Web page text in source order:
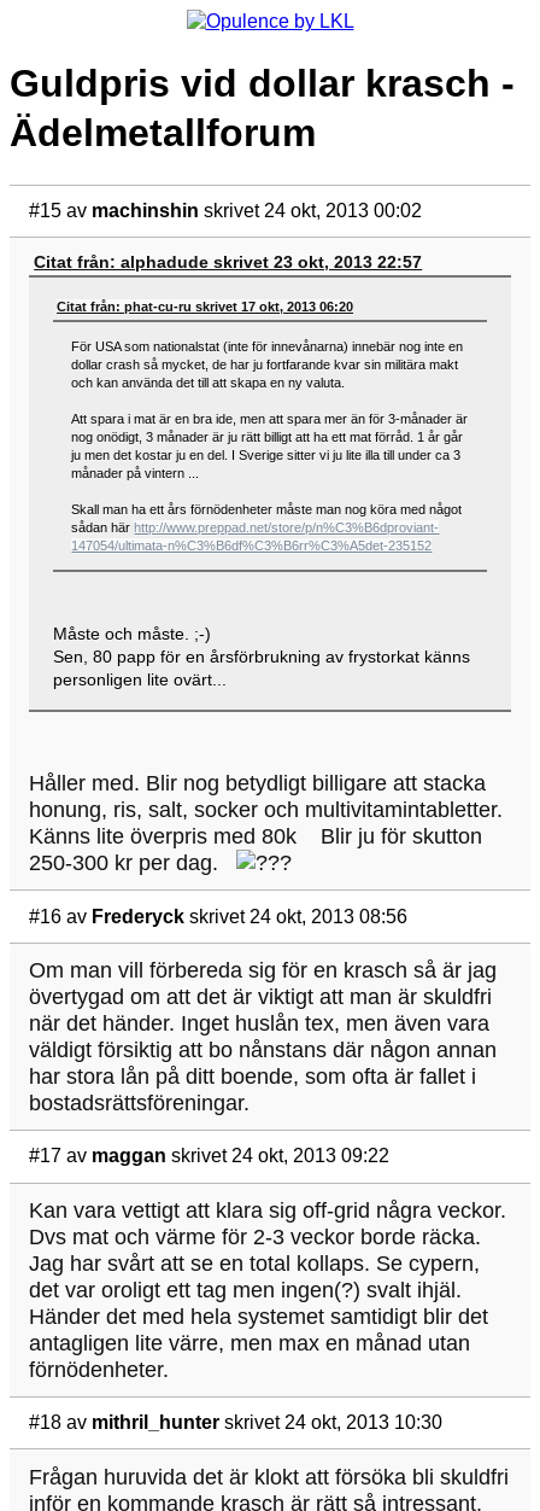
Guldpris vid dollar krasch -
Ädelmetallforum
#15 av machinshin skrivet 24 okt, 2013 00:02
Citat från: alphadude skrivet 23 okt, 2013 22:57
Citat från: phat-cu-ru skrivet 17 okt, 2013 06:20
För USA som nationalstat (inte för innevånarna) innebär nog inte en
dollar crash så mycket, de har ju fortfarande kvar sin militära makt
och kan använda det till att skapa en ny valuta.
Att spara i mat är en bra ide, men att spara mer än för 3-månader är
nog onödigt, 3 månader är ju rätt billigt att ha ett mat förråd. 1 år går
ju men det kostar ju en del. I Sverige sitter vi ju lite illa till under ca 3
månader på vintern ...
Skall man ha ett års förnödenheter måste man nog köra med något
sådan härhttp://www.preppad.net/store/p/n%C3%B6dproviant-
147054/ultimata-n%C3%B6df%C3%B6rr%C3%A5det-235152
Måste och måste. ;-)
Sen, 80 papp för en årsförbrukning av frystorkat känns
personligen lite ovärt...
Håller med. Blir nog betydligt billigare att stacka
honung, ris, salt, socker och multivitamintabletter.
Känns lite överpris med 80k Blir ju för skutton
250-300 kr per dag.
#16 av Frederyck skrivet 24 okt, 2013 08:56
Om man vill förbereda sig för en krasch så är jag
övertygad om att det är viktigt att man är skuldfri
när det händer. Inget huslån tex, men även vara
väldigt försiktig att bo nånstans där någon annan
har stora lån på ditt boende, som ofta är fallet i
bostadsrättsföreningar.
#17 av maggan skrivet 24 okt, 2013 09:22
Kan vara vettigt att klara sig off-grid några veckor.
Dvs mat och värme för 2-3 veckor borde räcka.
Jag har svårt att se en total kollaps. Se cypern,
det var oroligt ett tag men ingen(?) svalt ihjäl.
Händer det med hela systemet samtidigt blir det
antagligen lite värre, men max en månad utan
förnödenheter.
#18 av mithril_hunter skrivet 24 okt, 2013 10:30
Frågan huruvida det är klokt att försöka bli skuldfri
inför en kommande krasch är rätt så intressant.